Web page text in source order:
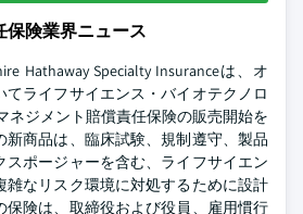
保険業界ニュース
Hathaway Specialty Insuranceは、オ
てライフサイエンス・バイオテクノロ
ネジメント賠償責任保険の販売開始を
新商品は、臨床試験、規制遵守、製品
スポージャーを含む、ライフサイエン
雑なリスク環境に対処するために設計
保険は、取締役および役員、雇用慣行